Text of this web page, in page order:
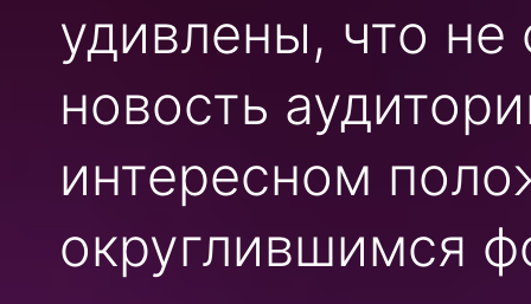
удивлены, что
новость
интересном
округлившимся